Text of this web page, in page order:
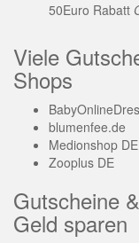
50Euro Rabatt
Viele
Shops
blumenfee.de
Medionshop DE
Zooplus DE
Gutscheine
Geld sparen